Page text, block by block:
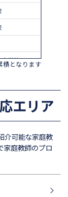
中学校
一高等学校中
となります
エリア
介可能な家庭教
家庭教師のプロ